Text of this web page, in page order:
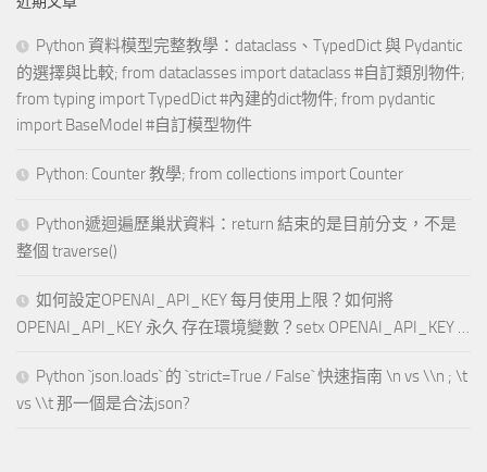
Python 資料模型完整教學：dataclass、TypedDict 與 Pydantic
的選擇與比較; from dataclasses import dataclass #自訂類別物件;
from typing import TypedDict #內建的dict物件; from pydantic
import BaseModel #自訂模型物件
Python: Counter 教學; from collections import Counter
Python遞迴遍歷巢狀資料：return 結束的是目前分支，不是
整個 traverse()
如何設定OPENAI_API_KEY 每月使用上限？如何將
OPENAI_API_KEY 永久 存在環境變數？setx OPENAI_API_KEY …
Python `json.loads` 的 `strict=True / False` 快速指南 \n vs \\n ; \t
vs \\t 那一個是合法json?